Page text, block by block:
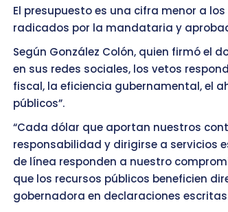
El presupuesto es una cifra menor a
radicados por la mandataria y
Según González Colón, quien firmó el
en sus redes sociales, los vetos
fiscal, la eficiencia gubernamental, el
públicos”.
“Cada dólar que aportan nuestros
responsabilidad y dirigirse a servicios
de línea responden a nuestro
que los recursos públicos beneficien
gobernadora en declaraciones